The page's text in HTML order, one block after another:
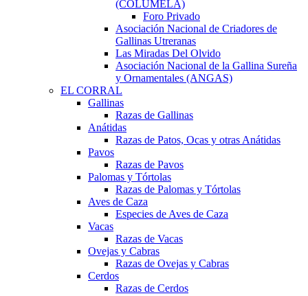
(COLUMELA)
Foro Privado
Asociación Nacional de Criadores de
Gallinas Utreranas
Las Miradas Del Olvido
Asociación Nacional de la Gallina Sureña
y Ornamentales (ANGAS)
EL CORRAL
Gallinas
Razas de Gallinas
Anátidas
Razas de Patos, Ocas y otras Anátidas
Pavos
Razas de Pavos
Palomas y Tórtolas
Razas de Palomas y Tórtolas
Aves de Caza
Especies de Aves de Caza
Vacas
Razas de Vacas
Ovejas y Cabras
Razas de Ovejas y Cabras
Cerdos
Razas de Cerdos